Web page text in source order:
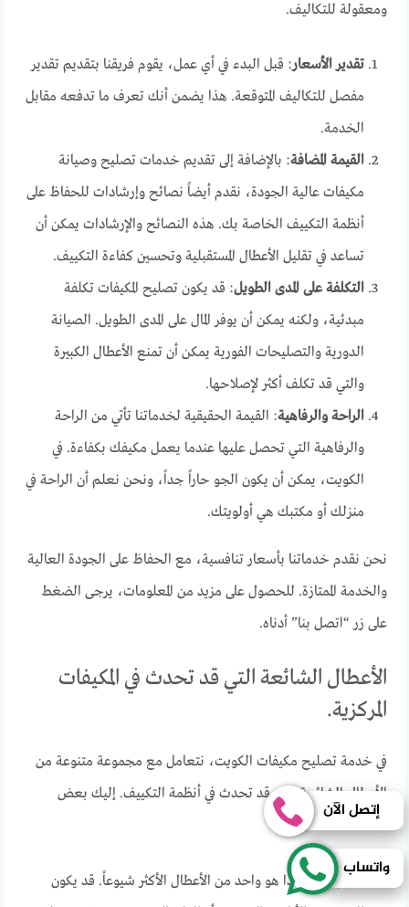
ومعقولة للتكاليف.
تقدير الأسعار: قبل البدء في أي عمل، يقوم فريقنا بتقديم تقدير
مفصل للتكاليف المتوقعة. هذا يضمن أنك تعرف ما تدفعه مقابل
الخدمة.
القيمة المضافة: بالإضافة إلى تقديم خدمات تصليح وصيانة
مكيفات عالية الجودة، نقدم أيضاً نصائح وإرشادات للحفاظ على
أنظمة التكييف الخاصة بك. هذه النصائح والإرشادات يمكن أن
تساعد في تقليل الأعطال المستقبلية وتحسين كفاءة التكييف.
التكلفة على المدى الطويل: قد يكون تصليح المكيفات تكلفة
مبدئية، ولكنه يمكن أن يوفر المال على المدى الطويل. الصيانة
الدورية والتصليحات الفورية يمكن أن تمنع الأعطال الكبيرة
والتي قد تكلف أكثر لإصلاحها.
الراحة والرفاهية: القيمة الحقيقية لخدماتنا تأتي من الراحة
والرفاهية التي تحصل عليها عندما يعمل مكيفك بكفاءة. في
الكويت، يمكن أن يكون الجو حاراً جداً، ونحن نعلم أن الراحة في
منزلك أو مكتبك هي أولويتك.
نحن نقدم خدماتنا بأسعار تنافسية، مع الحفاظ على الجودة العالية
والخدمة الممتازة. للحصول على مزيد من المعلومات، يرجى الضغط
على زر “اتصل بنا” أدناه.
الأعطال الشائعة التي قد تحدث في المكيفات
المركزية.
في خدمة تصليح مكيفات الكويت، نتعامل مع مجموعة متنوعة من
الأعطال الشائعة التي قد تحدث في أنظمة التكييف. إليك بعض
الأمثلة:
تسرب الماء: هذا هو واحد من الأعطال الأكثر شيوعاً. قد يكون
إتصل الآن
واتساب